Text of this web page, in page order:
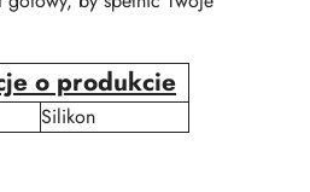
o produkcie
Silikon